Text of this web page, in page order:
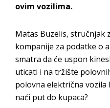
ovim vozilima.
Matas Buzelis, stručnjak
kompanije za podatke o
smatra da će uspon
uticati i na tržište
polovna električna
naći put do kupaca?